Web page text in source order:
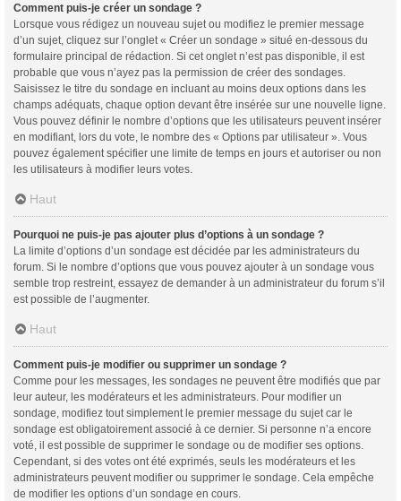
Comment puis-je créer un sondage ?
Lorsque vous rédigez un nouveau sujet ou modifiez le premier message
d’un sujet, cliquez sur l’onglet « Créer un sondage » situé en-dessous du
formulaire principal de rédaction. Si cet onglet n’est pas disponible, il est
probable que vous n’ayez pas la permission de créer des sondages.
Saisissez le titre du sondage en incluant au moins deux options dans les
champs adéquats, chaque option devant être insérée sur une nouvelle ligne.
Vous pouvez définir le nombre d’options que les utilisateurs peuvent insérer
en modifiant, lors du vote, le nombre des « Options par utilisateur ». Vous
pouvez également spécifier une limite de temps en jours et autoriser ou non
les utilisateurs à modifier leurs votes.
Haut
Pourquoi ne puis-je pas ajouter plus d’options à un sondage ?
La limite d’options d’un sondage est décidée par les administrateurs du
forum. Si le nombre d’options que vous pouvez ajouter à un sondage vous
semble trop restreint, essayez de demander à un administrateur du forum s’il
est possible de l’augmenter.
Haut
Comment puis-je modifier ou supprimer un sondage ?
Comme pour les messages, les sondages ne peuvent être modifiés que par
leur auteur, les modérateurs et les administrateurs. Pour modifier un
sondage, modifiez tout simplement le premier message du sujet car le
sondage est obligatoirement associé à ce dernier. Si personne n’a encore
voté, il est possible de supprimer le sondage ou de modifier ses options.
Cependant, si des votes ont été exprimés, seuls les modérateurs et les
administrateurs peuvent modifier ou supprimer le sondage. Cela empêche
de modifier les options d’un sondage en cours.